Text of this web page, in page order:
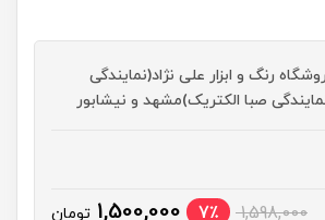
رنگ و ابزار علی نژاد(نمایندگی
صبا الکتریک)مشهد و نیشابور
1,598,000 7٪ 1,500,000 تومان